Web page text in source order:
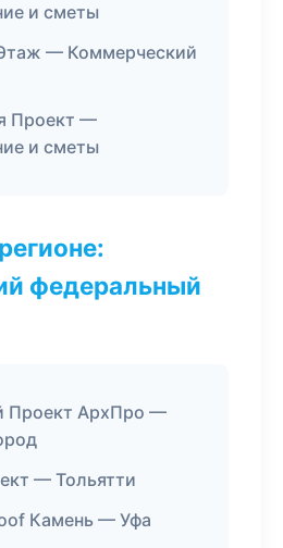
и сметы
— Коммерческий
Проект —
и сметы
федеральный
Проект АрхПро —
— Тольятти
Камень — Уфа